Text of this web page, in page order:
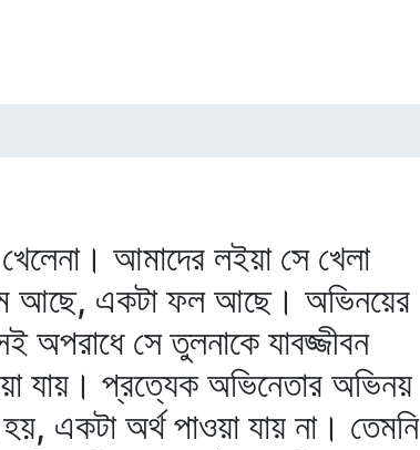
আমাদের লইয়া সে খেলা
আছে, একটা ফল আছে। অভিনয়ের
অপরাধে সে তুলনাকে যাবজ্জীবন
যায়। প্রত্যেক অভিনেতার অভিনয়
একটা অর্থ পাওয়া যায় না। তেমনি